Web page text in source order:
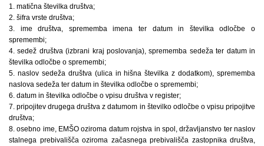
1. matična številka društva;
2. šifra vrste društva;
3. ime društva, sprememba imena ter datum in številka odločbe o
spremembi;
4. sedež društva (izbrani kraj poslovanja), sprememba sedeža ter datum in
številka odločbe o spremembi;
5. naslov sedeža društva (ulica in hišna številka z dodatkom), sprememba
naslova sedeža ter datum in številka odločbe o spremembi;
6. datum in številka odločbe o vpisu društva v register;
7. pripojitev drugega društva z datumom in številko odločbe o vpisu pripojitve
društva;
8. osebno ime, EMŠO oziroma datum rojstva in spol, državljanstvo ter naslov
stalnega prebivališča oziroma začasnega prebivališča zastopnika društva,